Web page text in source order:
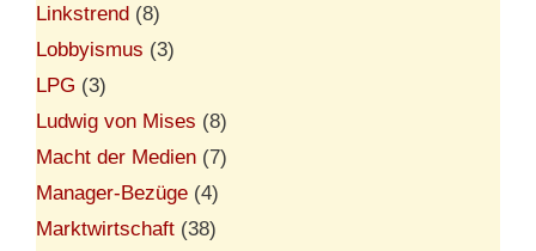
Linkstrend (8)
Lobbyismus (3)
LPG (3)
Ludwig von Mises (8)
Macht der Medien (7)
Manager-Bezüge (4)
Marktwirtschaft (38)